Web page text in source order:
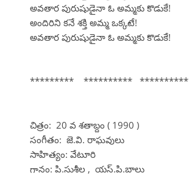
అవతార పురుషుడైనా ఓ అమ్మకు కొడుకే!
అందిరిని కనే శక్తి అమ్మ ఒక్కటే!
అవతార పురుషుడైనా ఓ అమ్మకు కొడుకే!
********* ********** **********
చిత్రం: 20 వ శతాబ్దం ( 1990 )
సంగీతం: జె.వి. రాఘవులు
సాహిత్యం: వేటూరి
గానం: పి.సుశీల , యస్.పి.బాలు